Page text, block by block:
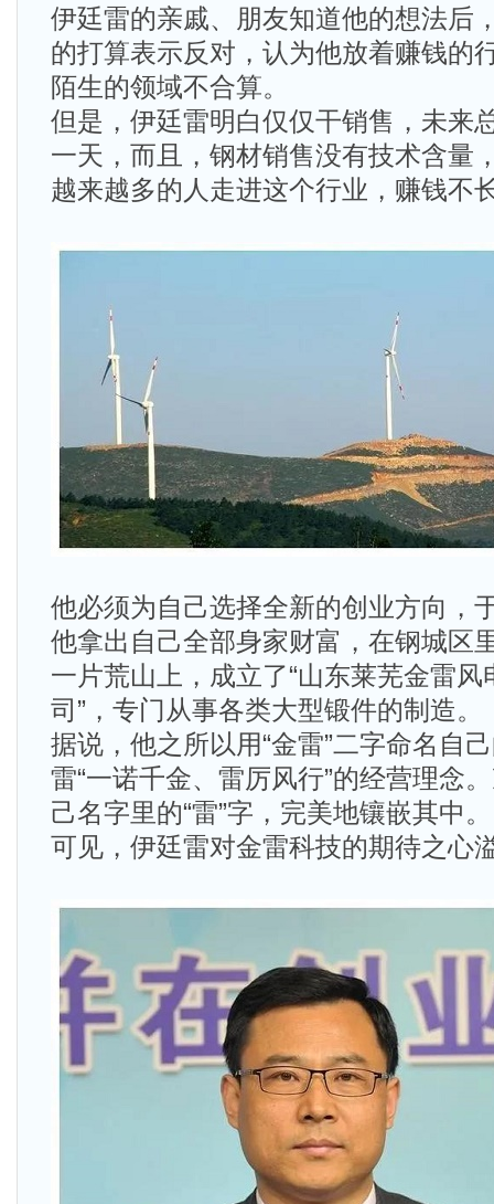
伊廷雷的亲戚、朋友知道他的想法后
的打算表示反对，认为他放着赚钱的
陌生的领域不合算。
但是，伊廷雷明白仅仅干销售，未来
一天，而且，钢材销售没有技术含量
越来越多的人走进这个行业，赚钱不
他必须为自己选择全新的创业方向，
他拿出自己全部身家财富，在钢城区
一片荒山上，成立了“山东莱芜金雷
司”，专门从事各类大型锻件的制造。
据说，他之所以用“金雷”二字命名自
雷“一诺千金、雷厉风行”的经营理念
己名字里的“雷”字，完美地镶嵌其中。
可见，伊廷雷对金雷科技的期待之心